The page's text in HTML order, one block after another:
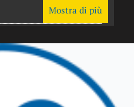
Mostra di più